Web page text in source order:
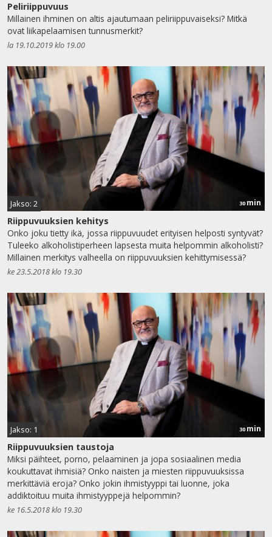
Peliriippuvuus
Millainen ihminen on altis ajautumaan peliriippuvaiseksi? Mitkä
ovat liikapelaamisen tunnusmerkit?
la 19.10.2019 klo 19.00
Jakso: 2 30 min
Riippuvuuksien kehitys
Onko joku tietty ikä, jossa riippuvuudet erityisen helposti syntyvät?
Tuleeko alkoholistiperheen lapsesta muita helpommin alkoholisti?
Millainen merkitys valheella on riippuvuuksien kehittymisessä?
ke 23.5.2018 klo 19.30
Jakso: 1 30 min
Riippuvuuksien taustoja
Miksi päihteet, porno, pelaaminen ja jopa sosiaalinen media
koukuttavat ihmisiä? Onko naisten ja miesten riippuvuuksissa
merkittäviä eroja? Onko jokin ihmistyyppi tai luonne, joka
addiktoituu muita ihmistyyppejä helpommin?
ke 16.5.2018 klo 19.30